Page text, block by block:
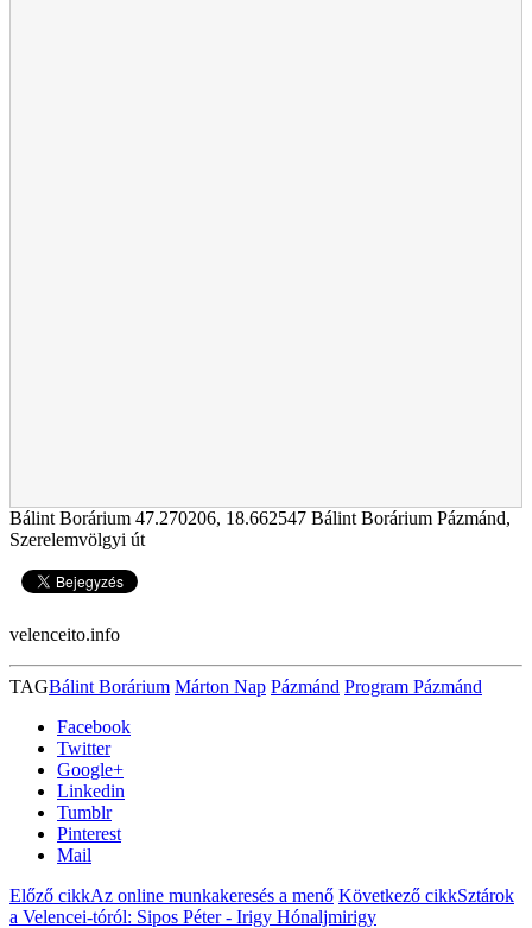
Bálint Borárium 47.270206, 18.662547 Bálint Borárium Pázmánd,
Szerelemvölgyi út
velenceito.info
TAGBálint Borárium Márton Nap Pázmánd Program Pázmánd
Facebook
Twitter
Google+
Linkedin
Tumblr
Pinterest
Mail
Előző cikkAz online munkakeresés a menő Következő cikkSztárok
a Velencei-tóról: Sipos Péter - Irigy Hónaljmirigy